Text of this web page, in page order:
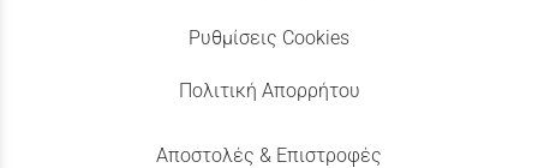
Ρυθμίσεις Cookies
Πολιτική Απορρήτου
Αποστολές & Επιστροφές